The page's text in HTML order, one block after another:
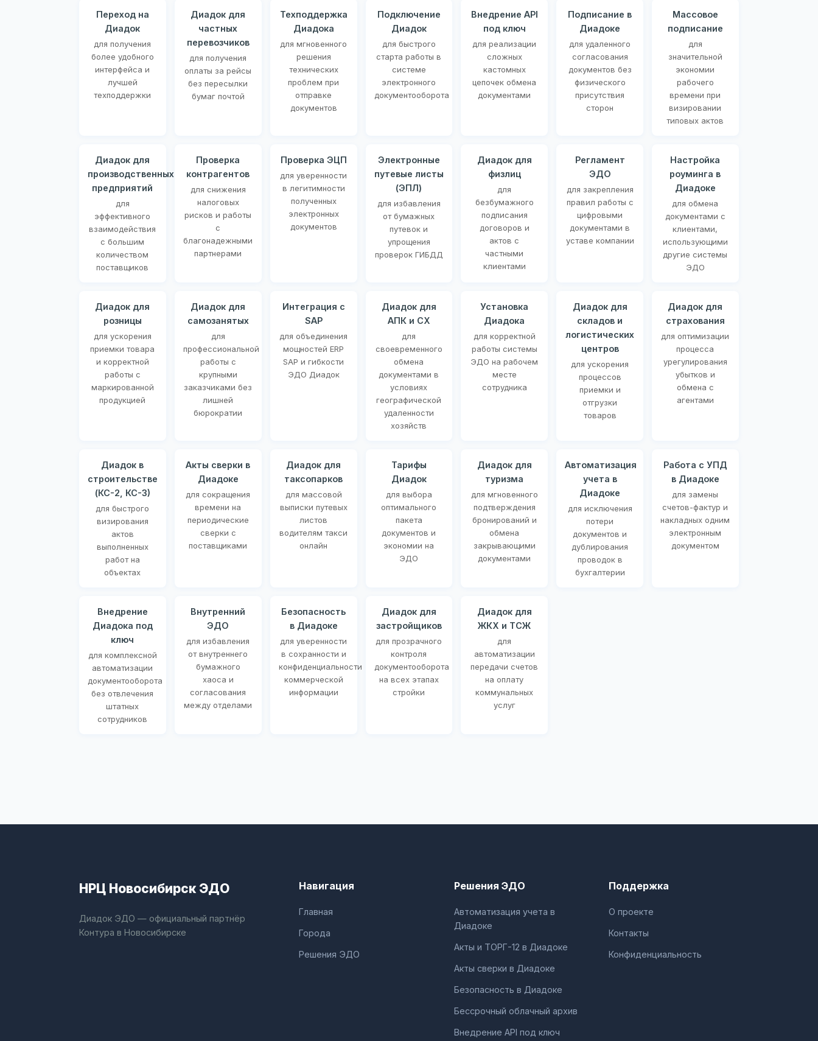
Переход на
Диадок
для получения
более удобного
интерфейса и
лучшей
техподдержки
Диадок для
частных
перевозчиков
для получения
оплаты за рейсы
без пересылки
бумаг почтой
Техподдержка
Диадока
для мгновенного
решения
технических
проблем при
отправке
документов
Подключение
Диадок
для быстрого
старта работы в
системе
электронного
документооборота
Внедрение API
под ключ
для реализации
сложных
кастомных
цепочек обмена
документами
Подписание в
Диадоке
для удаленного
согласования
документов без
физического
присутствия
сторон
Массовое
подписание
для
значительной
экономии
рабочего
времени при
визировании
типовых актов
Диадок для
производственных
предприятий
для
эффективного
взаимодействия
с большим
количеством
поставщиков
Проверка
контрагентов
для снижения
налоговых
рисков и работы
с
благонадежными
партнерами
Проверка ЭЦП
для уверенности
в легитимности
полученных
электронных
документов
Электронные
путевые листы
(ЭПЛ)
для избавления
от бумажных
путевок и
упрощения
проверок ГИБДД
Диадок для
физлиц
для
безбумажного
подписания
договоров и
актов с
частными
клиентами
Регламент
ЭДО
для закрепления
правил работы с
цифровыми
документами в
уставе компании
Настройка
роуминга в
Диадоке
для обмена
документами с
клиентами,
использующими
другие системы
ЭДО
Диадок для
розницы
для ускорения
приемки товара
и корректной
работы с
маркированной
продукцией
Диадок для
самозанятых
для
профессиональной
работы с
крупными
заказчиками без
лишней
бюрократии
Интеграция с
SAP
для объединения
мощностей ERP
SAP и гибкости
ЭДО Диадок
Диадок для
АПК и СХ
для
своевременного
обмена
документами в
условиях
географической
удаленности
хозяйств
Установка
Диадока
для корректной
работы системы
ЭДО на рабочем
месте
сотрудника
Диадок для
складов и
логистических
центров
для ускорения
процессов
приемки и
отгрузки
товаров
Диадок для
страхования
для оптимизации
процесса
урегулирования
убытков и
обмена с
агентами
Диадок в
строительстве
(КС-2, КС-3)
для быстрого
визирования
актов
выполненных
работ на
объектах
Акты сверки в
Диадоке
для сокращения
времени на
периодические
сверки с
поставщиками
Диадок для
таксопарков
для массовой
выписки путевых
листов
водителям такси
онлайн
Тарифы
Диадок
для выбора
оптимального
пакета
документов и
экономии на
ЭДО
Диадок для
туризма
для мгновенного
подтверждения
бронирований и
обмена
закрывающими
документами
Автоматизация
учета в
Диадоке
для исключения
потери
документов и
дублирования
проводок в
бухгалтерии
Работа с УПД
в Диадоке
для замены
счетов-фактур и
накладных одним
электронным
документом
Внедрение
Диадока под
ключ
для комплексной
автоматизации
документооборота
без отвлечения
штатных
сотрудников
Внутренний
ЭДО
для избавления
от внутреннего
бумажного
хаоса и
согласования
между отделами
Безопасность
в Диадоке
для уверенности
в сохранности и
конфиденциальности
коммерческой
информации
Диадок для
застройщиков
для прозрачного
контроля
документооборота
на всех этапах
стройки
Диадок для
ЖКХ и ТСЖ
для
автоматизации
передачи счетов
на оплату
коммунальных
услуг
НРЦ Новосибирск ЭДО
Диадок ЭДО — официальный партнёр
Контура в Новосибирске
Навигация
Главная
Города
Решения ЭДО
Решения ЭДО
Автоматизация учета в
Диадоке
Акты и ТОРГ-12 в Диадоке
Акты сверки в Диадоке
Безопасность в Диадоке
Бессрочный облачный архив
Внедрение API под ключ
Поддержка
О проекте
Контакты
Конфиденциальность